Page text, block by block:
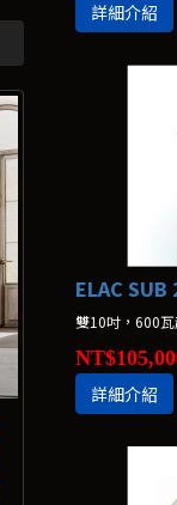
詳細介紹
ELAC
雙10吋，600
詳細介紹